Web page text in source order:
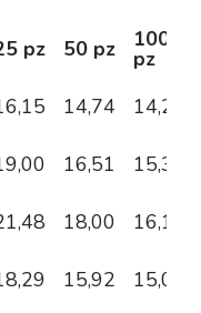
pz 50 pz 100
pz
14,74
14,20
16,51
15,32
18,00
16,15
15,92 15,08